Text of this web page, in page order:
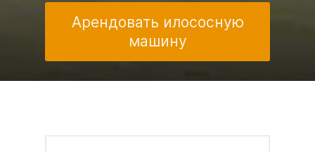
Арендовать илососную
машину